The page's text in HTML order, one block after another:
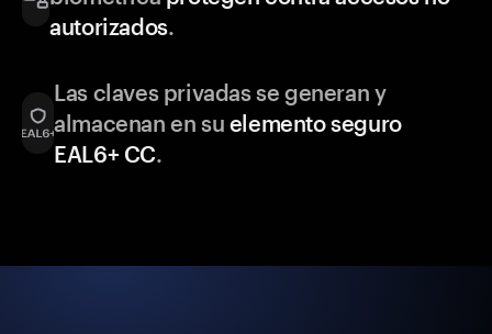
autorizados.
Las claves privadas se generan y
almacenan en su elemento seguro
EAL6+ CC.